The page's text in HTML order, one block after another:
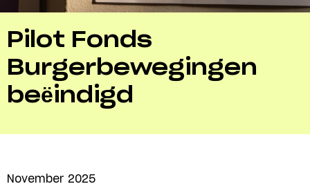
Pilot Fonds
Burgerbewegingen
beëindigd
November 2025